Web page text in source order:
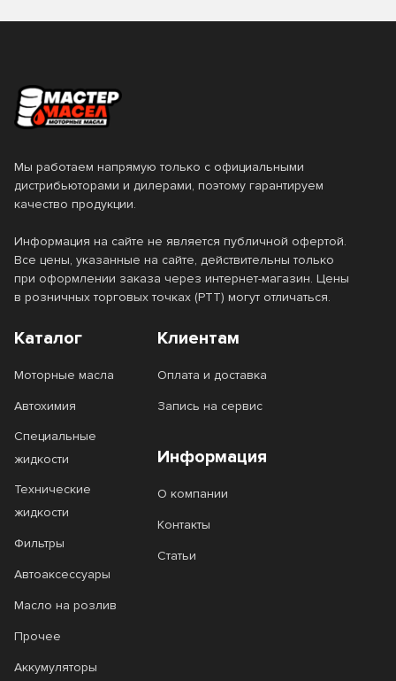
Мы работаем напрямую только с официальными
дистрибьюторами и дилерами, поэтому гарантируем
качество продукции.
Информация на сайте не является публичной офертой.
Все цены, указанные на сайте, действительны только
при оформлении заказа через интернет-магазин. Цены
в розничных торговых точках (РТТ) могут отличаться.
Каталог
Моторные масла
Автохимия
Специальные
жидкости
Технические
жидкости
Фильтры
Автоаксессуары
Масло на розлив
Прочее
Аккумуляторы
Клиентам
Оплата и доставка
Запись на сервис
Информация
О компании
Контакты
Статьи